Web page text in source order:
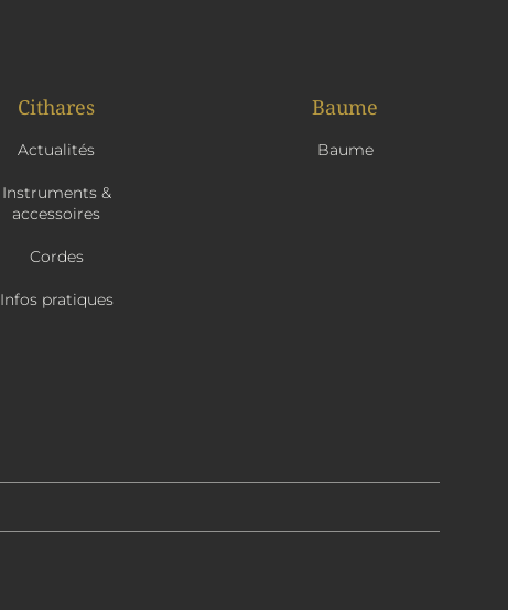
Cithares
Actualités
Instruments &
accessoires
Cordes
Infos pratiques
Baume
Baume